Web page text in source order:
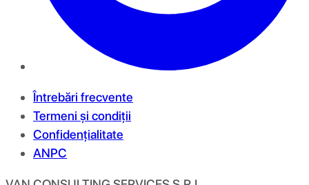
Întrebări frecvente
Termeni și condiții
Confidențialitate
ANPC